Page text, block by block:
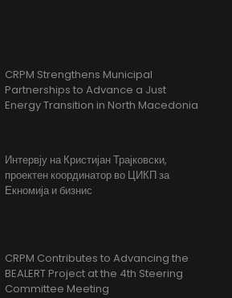
CRPM Strengthens Municipal
Partnerships to Advance a Just
Energy Transition in North Macedonia
Интервју на Кристијан Трајковски,
проектен координатор во ЦИКП за
Екномија и бизнис
CRPM Contributes to Advancing the
BEALERT Project at the 4th Steering
Committee Meeting